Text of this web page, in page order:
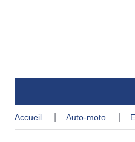
accueil auto-moto